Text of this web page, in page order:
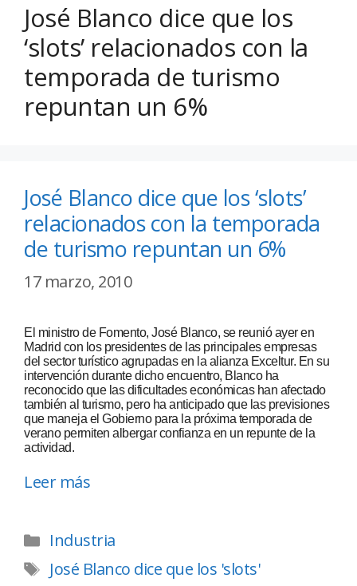
José Blanco dice que los
‘slots’ relacionados con la
temporada de turismo
repuntan un 6%
José Blanco dice que los ‘slots’
relacionados con la temporada
de turismo repuntan un 6%
17 marzo, 2010
El ministro de Fomento, José Blanco, se reunió ayer en
Madrid con los presidentes de las principales empresas
del sector turístico agrupadas en la alianza Exceltur. En su
intervención durante dicho encuentro, Blanco ha
reconocido que las dificultades económicas han afectado
también al turismo, pero ha anticipado que las previsiones
que maneja el Gobierno para la próxima temporada de
verano permiten albergar confianza en un repunte de la
actividad.
Leer más
Industria
José Blanco dice que los 'slots'